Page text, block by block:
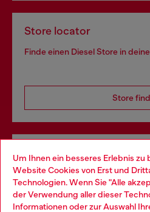
Um Ihnen ein besseres Erlebnis
Website Cookies von Erst und
Technologien. Wenn Sie "Alle
der Verwendung aller dieser
Informationen oder zur Auswahl
Store locator
Finde einen Diesel Store in
Store
Omnichannel-Services
Entdecke unser gesamtes
im Store.
Choose your location